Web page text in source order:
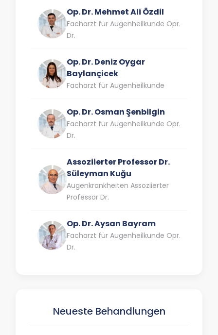
Op. Dr. Mehmet Ali Özdil
Facharzt für Augenheilkunde Opr.
Dr.
Op. Dr. Deniz Oygar
Baylançicek
Facharzt für Augenheilkunde
Op. Dr. Osman Şenbilgin
Facharzt für Augenheilkunde Opr.
Dr.
Assoziierter Professor Dr.
Süleyman Kuğu
Augenkrankheiten Assoziierter
Professor Dr.
Op. Dr. Aysan Bayram
Facharzt für Augenheilkunde Opr.
Dr.
Neueste Behandlungen